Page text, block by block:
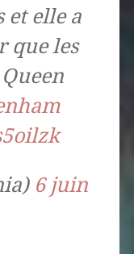
et elle a
que les
Queen
6 juin